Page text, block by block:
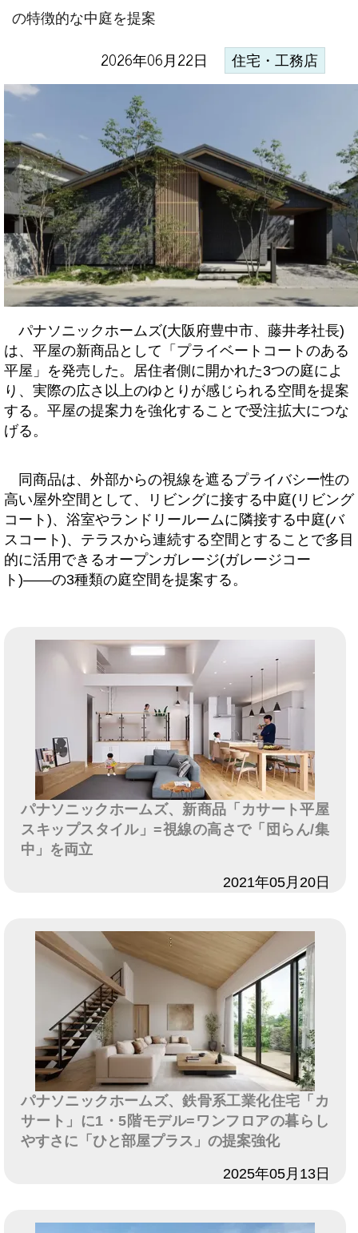
の特徴的な中庭を提案
2026年06月22日 住宅・工務店
パナソニックホームズ(大阪府豊中市、藤井孝社長)
は、平屋の新商品として「プライベートコートのある
平屋」を発売した。居住者側に開かれた3つの庭によ
り、実際の広さ以上のゆとりが感じられる空間を提案
する。平屋の提案力を強化することで受注拡大につな
げる。
同商品は、外部からの視線を遮るプライバシー性の
高い屋外空間として、リビングに接する中庭(リビング
コート)、浴室やランドリールームに隣接する中庭(バ
スコート)、テラスから連続する空間とすることで多目
的に活用できるオープンガレージ(ガレージコー
ト)――の3種類の庭空間を提案する。
パナソニックホームズ、新商品「カサート平屋
スキップスタイル」=視線の高さで「団らん/集
中」を両立
2021年05月20日
パナソニックホームズ、鉄骨系工業化住宅「カ
サート」に1・5階モデル=ワンフロアの暮らし
やすさに「ひと部屋プラス」の提案強化
2025年05月13日